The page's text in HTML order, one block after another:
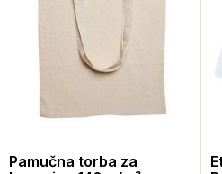
Pamučna torba za